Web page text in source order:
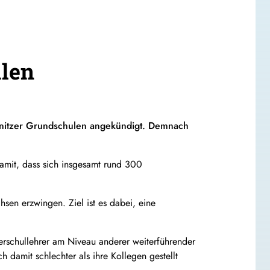
Grundschulen angekündigt. Demnach
dass sich insgesamt rund 300
erzwingen. Ziel ist es dabei, eine
am Niveau anderer weiterführender
damit schlechter als ihre Kollegen gestellt